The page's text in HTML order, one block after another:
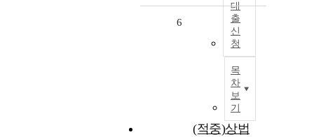
대
출
신
청
목
차
보
기
6
(적중)상법